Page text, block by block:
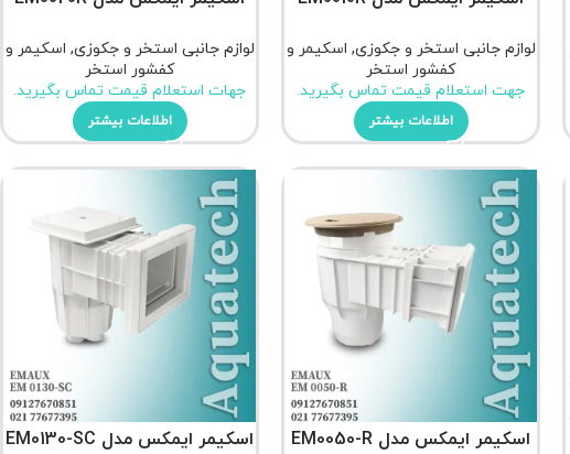
لوازم جانبی استخر و جکوزی, اسکیمر و
کفشور استخر
جهت استعلام قیمت تماس بگیرید.
اطلاعات بیشتر
لوازم جانبی استخر و جکوزی, اسکیمر و
کفشور استخر
جهات استعلام قیمت تماس بگیرید.
اطلاعات بیشتر
اسکیمر ایمکس مدل EM0050-R اسکیمر ایمکس مدل EM0130-SC